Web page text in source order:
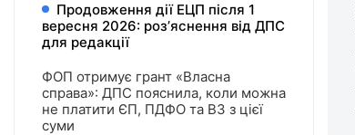
Продовження дії ЕЦП після 1
вересня 2026: розʼяснення від ДПС
для редакції
ФОП отримує грант «Власна
справа»: ДПС пояснила, коли можна
не платити ЄП, ПДФО та ВЗ з цієї
суми